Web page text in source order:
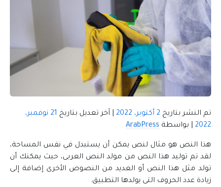
تم النشر بتاريخ 2 أكتوبر، 2022 آخر تعديل بتاريخ
21 نوفمبر،
2022
بواسطة ArabPress
هذا النص هو مثال لنص يمكن أن يستبدل في نفس المساحة،
لقد تم توليد هذا النص من مولد النص العربى، حيث يمكنك أن
تولد مثل هذا النص أو العديد من النصوص الأخرى إضافة إلى
زيادة عدد الحروف التى يولدها التطبيق.